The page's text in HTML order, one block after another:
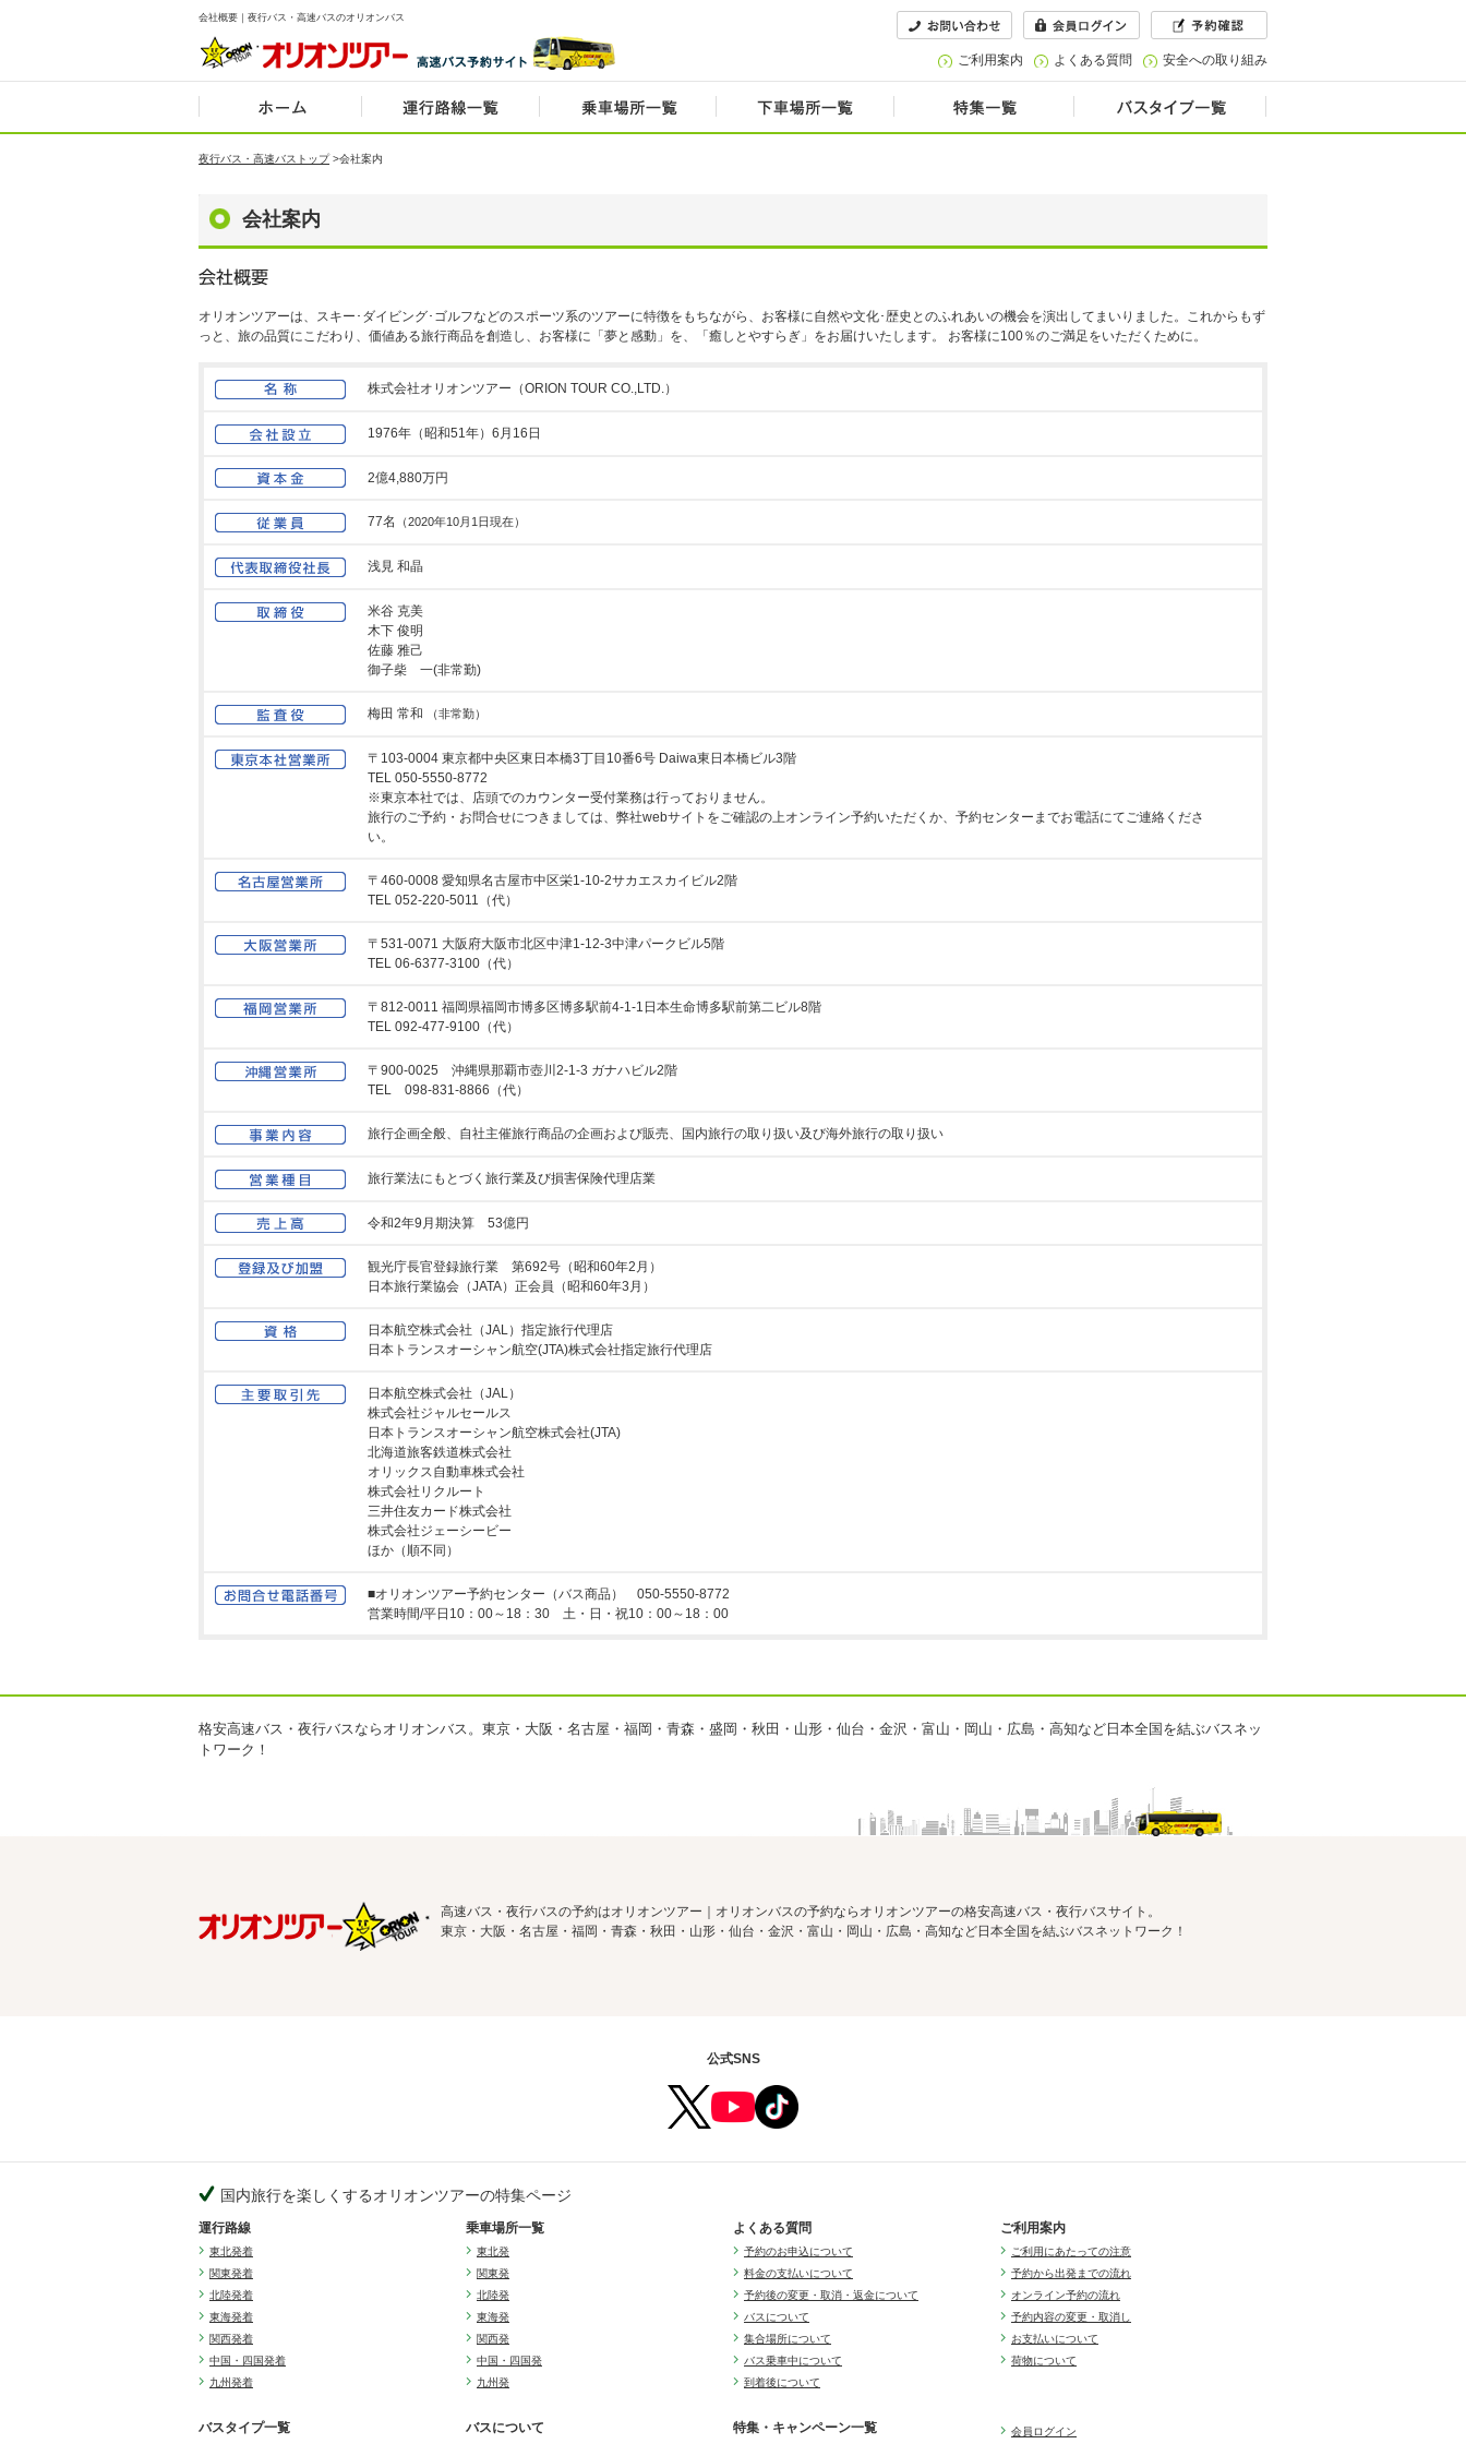
会社概要｜夜行バス・高速バスのオリオンバス
ご利用案内 よくある質問 安全への取り組み
夜行バス・高速バストップ>会社案内
会社案内
オリオンツアーは、スキー･ダイビング･ゴルフなどのスポーツ系のツアーに特徴をもちながら、お客様に自然や文化･歴史とのふれあいの機会を演出してまいりました。これからもず
っと、旅の品質にこだわり、価値ある旅行商品を創造し、お客様に「夢と感動」を、「癒しとやすらぎ」をお届けいたします。 お客様に100％のご満足をいただくために。
株式会社オリオンツアー（ORION TOUR CO.,LTD.）
1976年（昭和51年）6月16日
2億4,880万円
77名 （2020年10月1日現在）
浅見 和晶
米谷 克美
木下 俊明
佐藤 雅己
御子柴 一(非常勤)
梅田 常和 （非常勤）
〒103-0004 東京都中央区東日本橋3丁目10番6号 Daiwa東日本橋ビル3階
TEL 050-5550-8772
※東京本社では、店頭でのカウンター受付業務は行っておりません。
旅行のご予約・お問合せにつきましては、弊社webサイトをご確認の上オンライン予約いただくか、予約センターまでお電話にてご連絡くださ
い。
〒460-0008 愛知県名古屋市中区栄1-10-2サカエスカイビル2階
TEL 052-220-5011（代）
〒531-0071 大阪府大阪市北区中津1-12-3中津パークビル5階
TEL 06-6377-3100（代）
〒812-0011 福岡県福岡市博多区博多駅前4-1-1日本生命博多駅前第二ビル8階
TEL 092-477-9100（代）
〒900-0025 沖縄県那覇市壺川2-1-3 ガナハビル2階
TEL 098-831-8866（代）
旅行企画全般、自社主催旅行商品の企画および販売、国内旅行の取り扱い及び海外旅行の取り扱い
旅行業法にもとづく旅行業及び損害保険代理店業
令和2年9月期決算 53億円
観光庁長官登録旅行業 第692号（昭和60年2月）
日本旅行業協会（JATA）正会員（昭和60年3月）
日本航空株式会社（JAL）指定旅行代理店
日本トランスオーシャン航空(JTA)株式会社指定旅行代理店
日本航空株式会社（JAL）
株式会社ジャルセールス
日本トランスオーシャン航空株式会社(JTA)
北海道旅客鉄道株式会社
オリックス自動車株式会社
株式会社リクルート
三井住友カード株式会社
株式会社ジェーシービー
ほか（順不同）
■オリオンツアー予約センター（バス商品） 050-5550-8772
営業時間/平日10：00～18：30 土・日・祝10：00～18：00
格安高速バス・夜行バスならオリオンバス。東京・大阪・名古屋・福岡・青森・盛岡・秋田・山形・仙台・金沢・富山・岡山・広島・高知など日本全国を結ぶバスネッ
トワーク！
高速バス・夜行バスの予約はオリオンツアー｜オリオンバスの予約ならオリオンツアーの格安高速バス・夜行バスサイト。
東京・大阪・名古屋・福岡・青森・秋田・山形・仙台・金沢・富山・岡山・広島・高知など日本全国を結ぶバスネットワーク！
公式SNS
国内旅行を楽しくするオリオンツアーの特集ページ
運行路線
東北発着
関東発着
北陸発着
東海発着
関西発着
中国・四国発着
九州発着
乗車場所一覧
東北発
関東発
北陸発
東海発
関西発
中国・四国発
九州発
よくある質問
予約のお申込について
料金の支払いについて
予約後の変更・取消・返金について
バスについて
集合場所について
バス乗車中について
到着後について
ご利用案内
ご利用にあたっての注意
予約から出発までの流れ
オンライン予約の流れ
予約内容の変更・取消し
お支払いについて
荷物について
バスタイプ一覧 バスについて 特集・キャンペーン一覧 会員ログイン